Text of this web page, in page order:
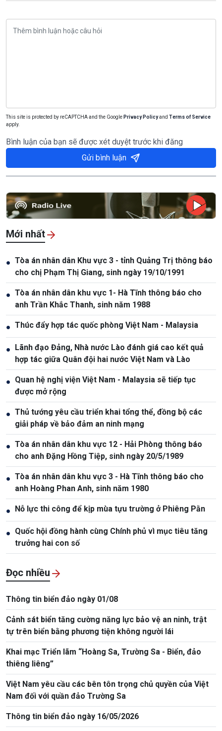
This site is protected by reCAPTCHA and the Google Privacy Policyand Terms of Service
apply.
Bình luận của bạn sẽ được xét duyệt trước khi đăng
Gửi bình luận
Mới nhất
● Tòa án nhân dân Khu vực 3 - tỉnh Quảng Trị thông báo
cho chị Phạm Thị Giang, sinh ngày 19/10/1991
● Tòa án nhân dân khu vực 1- Hà Tĩnh thông báo cho
anh Trần Khắc Thanh, sinh năm 1988
● Thúc đẩy hợp tác quốc phòng Việt Nam - Malaysia
● Lãnh đạo Đảng, Nhà nước Lào đánh giá cao kết quả
hợp tác giữa Quân đội hai nước Việt Nam và Lào
● Quan hệ nghị viện Việt Nam - Malaysia sẽ tiếp tục
được mở rộng
● Thủ tướng yêu cầu triển khai tổng thể, đồng bộ các
giải pháp về bảo đảm an ninh mạng
● Tòa án nhân dân khu vực 12 - Hải Phòng thông báo
cho anh Đặng Hồng Tiệp, sinh ngày 20/5/1989
● Tòa án nhân dân khu vực 3 - Hà Tĩnh thông báo cho
anh Hoàng Phan Anh, sinh năm 1980
● Nỗ lực thi công để kịp mùa tựu trường ở Phiêng Pằn
● Quốc hội đồng hành cùng Chính phủ vì mục tiêu tăng
trưởng hai con số
Đọc nhiều
Thông tin biển đảo ngày 01/08
Cảnh sát biển tăng cường năng lực bảo vệ an ninh, trật
tự trên biển bằng phương tiện không người lái
Khai mạc Triển lãm “Hoàng Sa, Trường Sa - Biển, đảo
thiêng liêng”
Việt Nam yêu cầu các bên tôn trọng chủ quyền của Việt
Nam đối với quần đảo Trường Sa
Thông tin biển đảo ngày 16/05/2026